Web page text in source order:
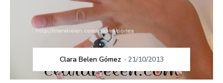
Clara Belen Gómez - 21/10/2013